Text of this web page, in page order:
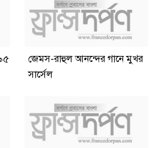
জেমস-রাহুল আনন্দের গানে মুখর
সার্সেল